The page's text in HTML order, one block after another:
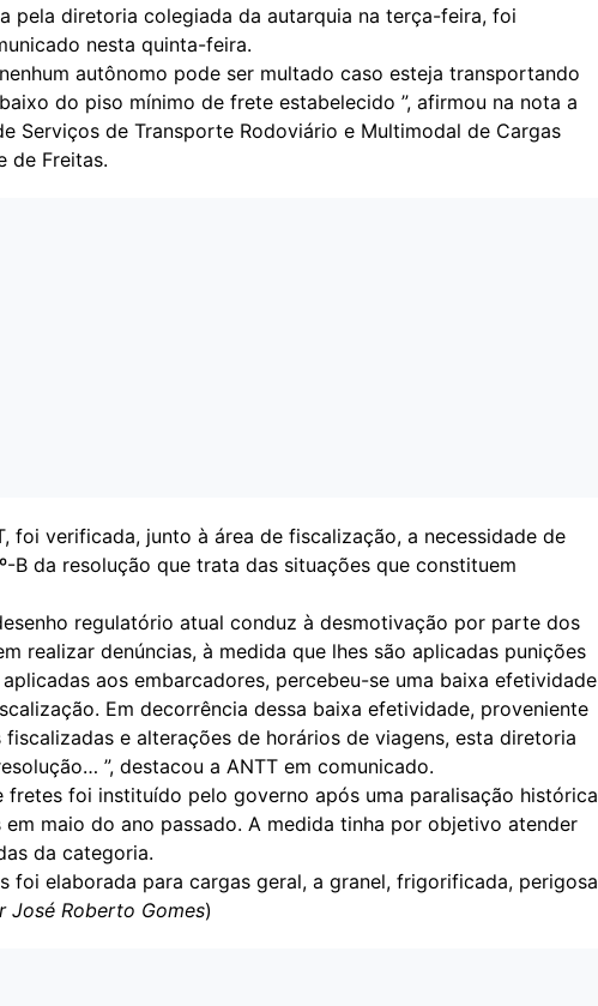
pela diretoria colegiada da autarquia na terça-feira, foi
nesta quinta-feira.
autônomo pode ser multado caso esteja transportando
do piso mínimo de frete estabelecido ”, afirmou na nota a
Serviços de Transporte Rodoviário e Multimodal de Cargas
de Freitas.
foi verificada, junto à área de fiscalização, a necessidade de
B da resolução que trata das situações que constituem
regulatório atual conduz à desmotivação por parte dos
realizar denúncias, à medida que lhes são aplicadas punições
aos embarcadores, percebeu-se uma baixa efetividade
Em decorrência dessa baixa efetividade, proveniente
e alterações de horários de viagens, esta diretoria
”, destacou a ANTT em comunicado.
fretes foi instituído pelo governo após uma paralisação histórica
em maio do ano passado. A medida tinha por objetivo atender
da categoria.
foi elaborada para cargas geral, a granel, frigorificada, perigosa
José Roberto Gomes)